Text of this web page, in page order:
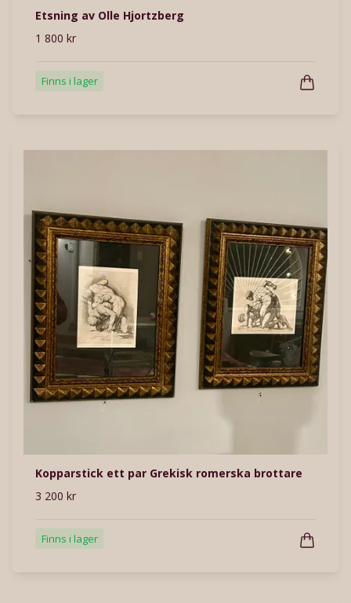
Etsning av Olle Hjortzberg
1 800 kr
Finns i lager
Kopparstick ett par Grekisk romerska brottare
3 200 kr
Finns i lager